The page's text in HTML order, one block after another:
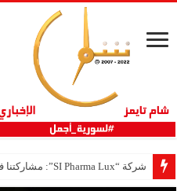
شركة “SI Pharma Lux”: مشاركتنا في المعرض عززت التواصل مع الشركاء المحليين والدوليين